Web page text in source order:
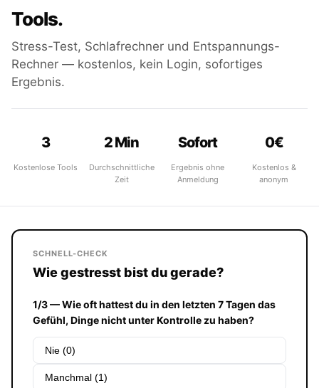
Tools.
Stress-Test, Schlafrechner und Entspannungs-
Rechner — kostenlos, kein Login, sofortiges
Ergebnis.
3
Kostenlose Tools
2 Min
Durchschnittliche
Zeit
Sofort
Ergebnis ohne
Anmeldung
0€
Kostenlos &
anonym
SCHNELL-CHECK
Wie gestresst bist du gerade?
1/3 — Wie oft hattest du in den letzten 7 Tagen das
Gefühl, Dinge nicht unter Kontrolle zu haben?
Nie (0)
Manchmal (1)